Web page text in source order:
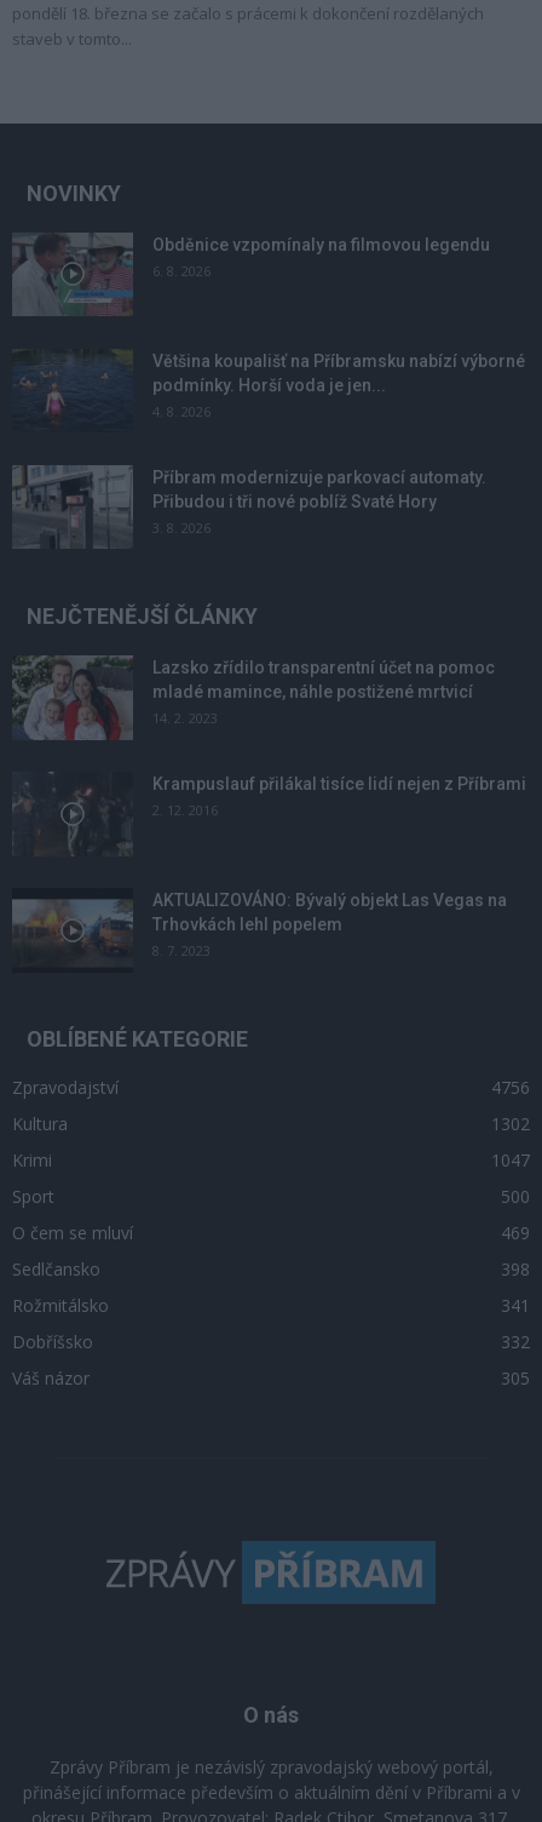
pondělí 18. března se začalo s prácemi k dokončení rozdělaných
staveb v tomto...
NOVINKY
Obděnice vzpomínaly na filmovou legendu
6. 8. 2026
Většina koupališť na Příbramsku nabízí výborné
podmínky. Horší voda je jen...
4. 8. 2026
Příbram modernizuje parkovací automaty.
Přibudou i tři nové poblíž Svaté Hory
3. 8. 2026
NEJČTENĚJŠÍ ČLÁNKY
Lazsko zřídilo transparentní účet na pomoc
mladé mamince, náhle postižené mrtvicí
14. 2. 2023
Krampuslauf přilákal tisíce lidí nejen z Příbrami
2. 12. 2016
AKTUALIZOVÁNO: Bývalý objekt Las Vegas na
Trhovkách lehl popelem
8. 7. 2023
OBLÍBENÉ KATEGORIE
Zpravodajství
4756
Kultura
1302
Krimi
1047
Sport
500
O čem se mluví
469
Sedlčansko
398
Rožmitálsko
341
Dobříšsko
332
Váš názor
305
O nás
Zprávy Příbram je nezávislý zpravodajský webový portál,
přinášející informace především o aktuálním dění v Příbrami a v